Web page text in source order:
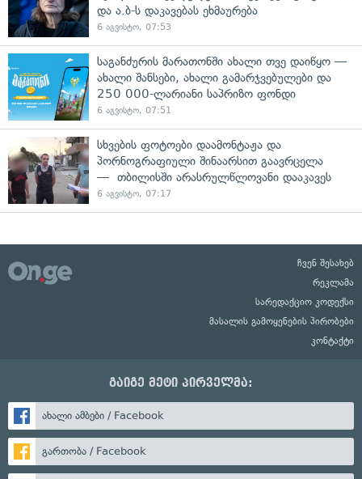
და ა.ბ-ს დაკავებას ეხმაურება
6 აგვისტო, 07:53
საგანძურის მარათონში ახალი თვე დაიწყო —
ახალი შანსები, ახალი გამარჯვებულები და
250 000-ლარიანი საპრიზო ფონდი
6 აგვისტო, 07:51
სხვების ფოტოები დაამონტაჟა და
პორნოგრაფიული შინაარსით გაავრცელა
— თბილისში არასრულწლოვანი დააკავეს
6 აგვისტო, 07:17
ჩვენ შესახებ
რეკლამა
სარედაქციო კოდექსი
მასალის გამოყენების პირობები
კონტაქტი
გაიგე მეტი პირველმა:
ახალი ამბები / Facebook
გართობა / Facebook